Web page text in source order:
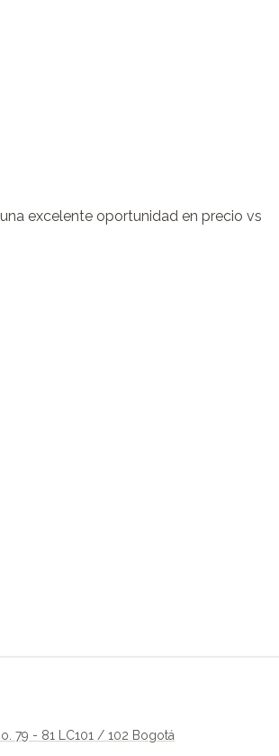
excelente oportunidad en precio vs
79 - 81 LC101 / 102 Bogotá